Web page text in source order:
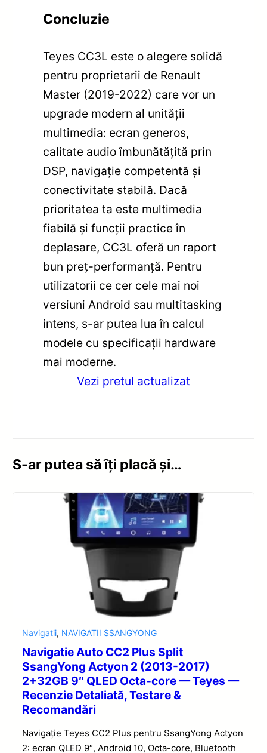
Concluzie
Teyes CC3L este o alegere solidă
pentru proprietarii de Renault
Master (2019-2022) care vor un
upgrade modern al unității
multimedia: ecran generos,
calitate audio îmbunătățită prin
DSP, navigație competentă și
conectivitate stabilă. Dacă
prioritatea ta este multimedia
fiabilă și funcții practice în
deplasare, CC3L oferă un raport
bun preț-performanță. Pentru
utilizatorii ce cer cele mai noi
versiuni Android sau multitasking
intens, s-ar putea lua în calcul
modele cu specificații hardware
mai moderne.
Vezi pretul actualizat
S-ar putea să îți placă și…
Navigatii, NAVIGATII SSANGYONG
Navigatie Auto CC2 Plus Split
SsangYong Actyon 2 (2013-2017)
2+32GB 9″ QLED Octa-core — Teyes —
Recenzie Detaliată, Testare &
Recomandări
Navigație Teyes CC2 Plus pentru SsangYong Actyon
2: ecran QLED 9″, Android 10, Octa-core, Bluetooth